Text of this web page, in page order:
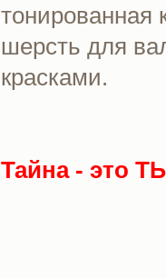
тонированная
шерсть для
красками.
Тайна - это